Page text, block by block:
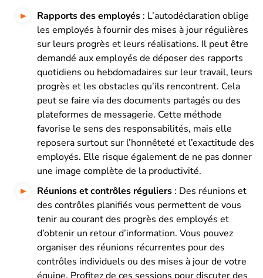
Rapports des employés : L’autodéclaration oblige
les employés à fournir des mises à jour régulières
sur leurs progrès et leurs réalisations. Il peut être
demandé aux employés de déposer des rapports
quotidiens ou hebdomadaires sur leur travail, leurs
progrès et les obstacles qu’ils rencontrent. Cela
peut se faire via des documents partagés ou des
plateformes de messagerie. Cette méthode
favorise le sens des responsabilités, mais elle
reposera surtout sur l’honnêteté et l’exactitude des
employés. Elle risque également de ne pas donner
une image complète de la productivité.
Réunions et contrôles réguliers : Des réunions et
des contrôles planifiés vous permettent de vous
tenir au courant des progrès des employés et
d’obtenir un retour d’information. Vous pouvez
organiser des réunions récurrentes pour des
contrôles individuels ou des mises à jour de votre